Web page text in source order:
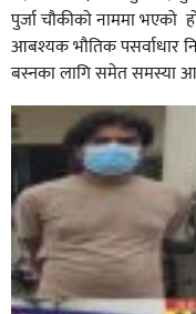
घोराहीको समृद्धिका
हुने,
पुर्जा चाैकीकाे नाममा भएको
आबश्यक भाैतिक पसर्वाधार
बस्नका लागि समेत समस्या